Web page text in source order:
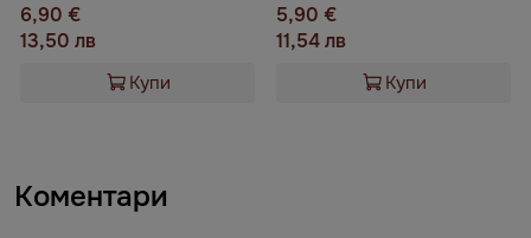
6,90 €
13,50 лв
Купи
5,90 €
11,54 лв
Купи
Коментари